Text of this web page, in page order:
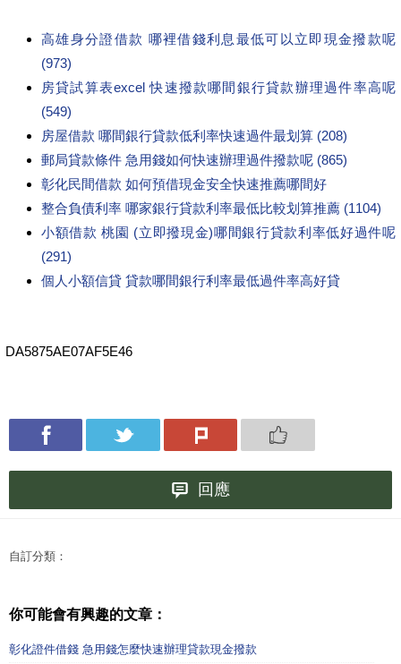
高雄身分證借款 哪裡借錢利息最低可以立即現金撥款呢
(973)
房貸試算表excel 快速撥款哪間銀行貸款辦理過件率高呢
(549)
房屋借款 哪間銀行貸款低利率快速過件最划算 (208)
郵局貸款條件 急用錢如何快速辦理過件撥款呢 (865)
彰化民間借款 如何預借現金安全快速推薦哪間好
整合負債利率 哪家銀行貸款利率最低比較划算推薦 (1104)
小額借款 桃園 (立即撥現金)哪間銀行貸款利率低好過件呢
(291)
個人小額信貸 貸款哪間銀行利率最低過件率高好貸
DA5875AE07AF5E46
回應
自訂分類：
你可能會有興趣的文章：
彰化證件借錢 急用錢怎麼快速辦理貸款現金撥款